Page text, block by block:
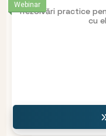
Webinar
Rezolvări practice
cu